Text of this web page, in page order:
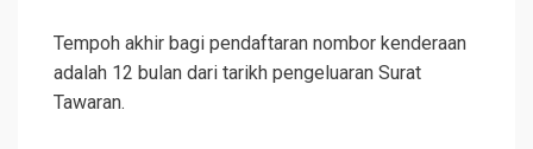
Tempoh akhir bagi pendaftaran nombor kenderaan
adalah 12 bulan dari tarikh pengeluaran Surat
Tawaran.